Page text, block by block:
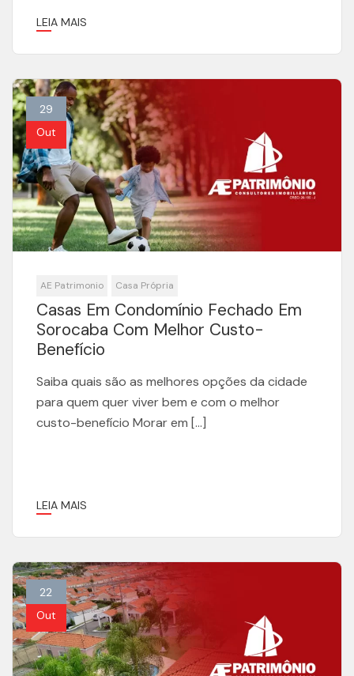
LEIA MAIS
29
Out
AE Patrimonio Casa Própria
Casas Em Condomínio Fechado Em
Sorocaba Com Melhor Custo-
Benefício
Saiba quais são as melhores opções da cidade
para quem quer viver bem e com o melhor
custo-benefício Morar em […]
LEIA MAIS
22
Out